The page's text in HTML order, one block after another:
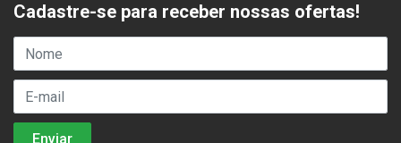
Cadastre-se para receber nossas ofertas!